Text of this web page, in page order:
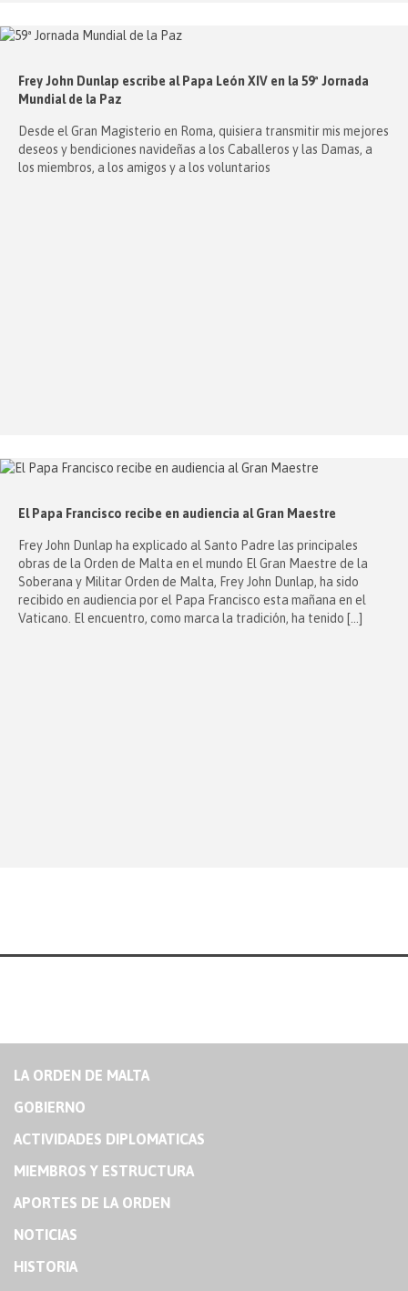
Frey John Dunlap escribe al Papa León XIV en la 59ª Jornada
Mundial de la Paz
Desde el Gran Magisterio en Roma, quisiera transmitir mis mejores
deseos y bendiciones navideñas a los Caballeros y las Damas, a
los miembros, a los amigos y a los voluntarios
El Papa Francisco recibe en audiencia al Gran Maestre
Frey John Dunlap ha explicado al Santo Padre las principales
obras de la Orden de Malta en el mundo El Gran Maestre de la
Soberana y Militar Orden de Malta, Frey John Dunlap, ha sido
recibido en audiencia por el Papa Francisco esta mañana en el
Vaticano. El encuentro, como marca la tradición, ha tenido […]
LA ORDEN DE MALTA
GOBIERNO
ACTIVIDADES DIPLOMATICAS
MIEMBROS Y ESTRUCTURA
APORTES DE LA ORDEN
NOTICIAS
HISTORIA